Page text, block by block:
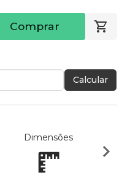
Comprar
Calcular
Dimensões